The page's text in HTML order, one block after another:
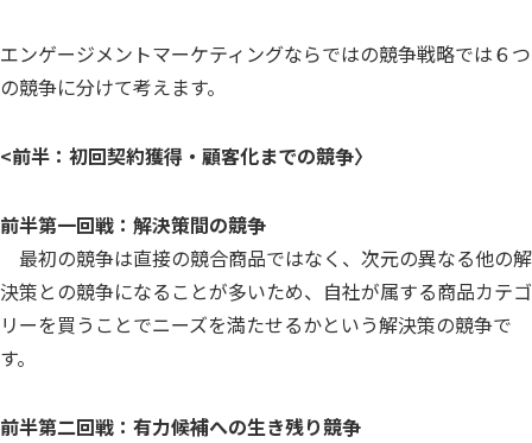
エンゲージメントマーケティングならではの競争戦略では６つ
の競争に分けて考えます。
<前半：初回契約獲得・顧客化までの競争〉
前半第一回戦：解決策間の競争
最初の競争は直接の競合商品ではなく、次元の異なる他の解
決策との競争になることが多いため、自社が属する商品カテゴ
リーを買うことでニーズを満たせるかという解決策の競争で
す。
前半第二回戦：有力候補への生き残り競争